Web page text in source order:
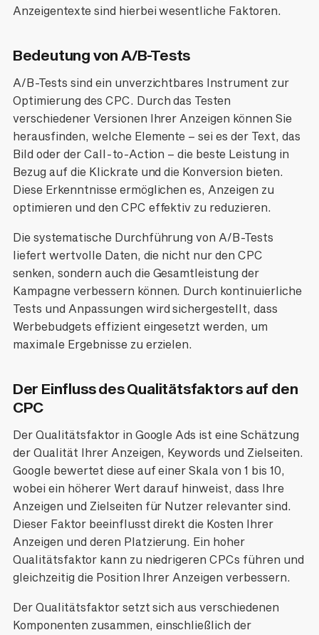
Anzeigentexte sind hierbei wesentliche Faktoren.
Bedeutung von A/B-Tests
A/B-Tests sind ein unverzichtbares Instrument zur
Optimierung des CPC. Durch das Testen
verschiedener Versionen Ihrer Anzeigen können Sie
herausfinden, welche Elemente – sei es der Text, das
Bild oder der Call-to-Action – die beste Leistung in
Bezug auf die Klickrate und die Konversion bieten.
Diese Erkenntnisse ermöglichen es, Anzeigen zu
optimieren und den CPC effektiv zu reduzieren.
Die systematische Durchführung von A/B-Tests
liefert wertvolle Daten, die nicht nur den CPC
senken, sondern auch die Gesamtleistung der
Kampagne verbessern können. Durch kontinuierliche
Tests und Anpassungen wird sichergestellt, dass
Werbebudgets effizient eingesetzt werden, um
maximale Ergebnisse zu erzielen.
Der Einfluss des Qualitätsfaktors auf den
CPC
Der Qualitätsfaktor in Google Ads ist eine Schätzung
der Qualität Ihrer Anzeigen, Keywords und Zielseiten.
Google bewertet diese auf einer Skala von 1 bis 10,
wobei ein höherer Wert darauf hinweist, dass Ihre
Anzeigen und Zielseiten für Nutzer relevanter sind.
Dieser Faktor beeinflusst direkt die Kosten Ihrer
Anzeigen und deren Platzierung. Ein hoher
Qualitätsfaktor kann zu niedrigeren CPCs führen und
gleichzeitig die Position Ihrer Anzeigen verbessern.
Der Qualitätsfaktor setzt sich aus verschiedenen
Komponenten zusammen, einschließlich der